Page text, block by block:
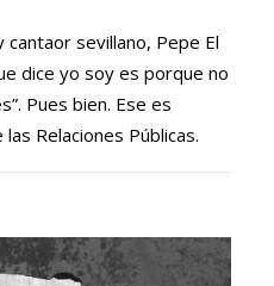
sevillano, Pepe El
dice yo soy es porque no
Pues bien. Ese es
Relaciones Públicas.